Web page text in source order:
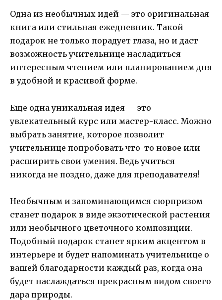
Одна из необычных идей — это оригинальная
книга или стильная ежедневник. Такой
подарок не только порадует глаза, но и даст
возможность учительнице насладиться
интересным чтением или планированием дня
в удобной и красивой форме.
Еще одна уникальная идея — это
увлекательный курс или мастер-класс. Можно
выбрать занятие, которое позволит
учительнице попробовать что-то новое или
расширить свои умения. Ведь учиться
никогда не поздно, даже для преподавателя!
Необычным и запоминающимся сюрпризом
станет подарок в виде экзотической растения
или необычного цветочного композиции.
Подобный подарок станет ярким акцентом в
интерьере и будет напоминать учительнице о
вашей благодарности каждый раз, когда она
будет наслаждаться прекрасным видом своего
дара природы.